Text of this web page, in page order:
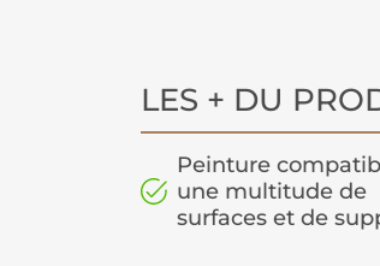
LES + DU
Peinture
une multitude de
surfaces et de